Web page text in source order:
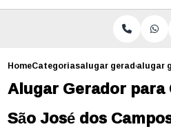
HomeCategoriasalugar geradores
alugar
Alugar Gerador
São José dos